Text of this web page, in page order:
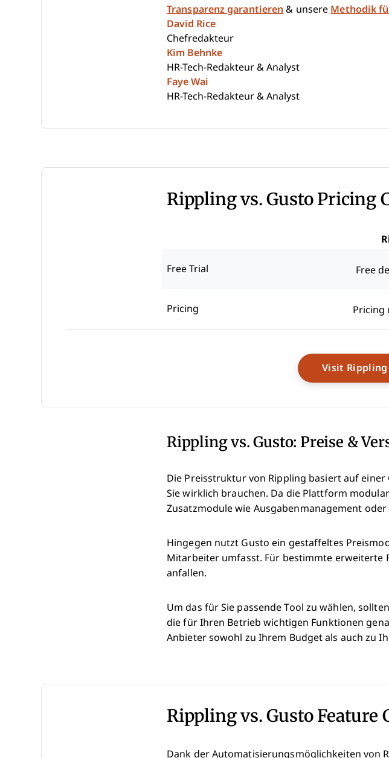
Transparenz garantieren & unsere Methodik
David Rice
Chefredakteur
Kim Behnke
HR-Tech-Redakteur & Analyst
Faye Wai
HR-Tech-Redakteur & Analyst
Rippling vs. Gusto Pricing
Free Trial Free
Pricing Pricing
Visit Rippling
Rippling vs. Gusto: Preise &
Die Preisstruktur von Rippling basiert auf einer
Sie wirklich brauchen. Da die Plattform
Zusatzmodule wie Ausgabenmanagement
Hingegen nutzt Gusto ein gestaffeltes
Mitarbeiter umfasst. Für bestimmte erweiterte
anfallen.
Um das für Sie passende Tool zu wählen,
die für Ihren Betrieb wichtigen Funktionen
Anbieter sowohl zu Ihrem Budget als auch zu
Rippling vs. Gusto Feature
Dank der Automatisierungsmöglichkeiten von